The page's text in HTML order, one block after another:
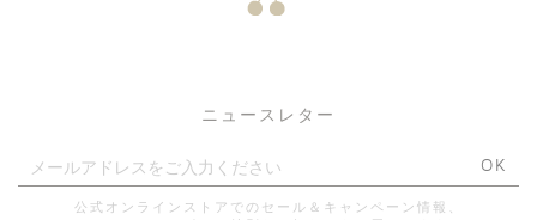
ニュースレター
OK
公式オンラインストアでのセール＆キャンペーン情報、